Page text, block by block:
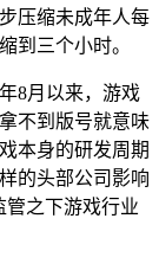
压缩未成年人每
到三个小时。
8月以来，游戏
不到版号就意味
本身的研发周期
的头部公司影响
管之下游戏行业